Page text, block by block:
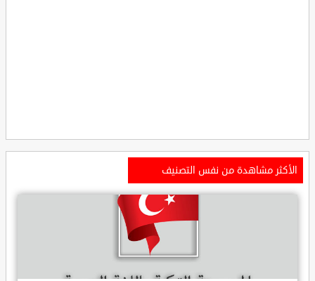
الأكثر مشاهدة من نفس التصنيف